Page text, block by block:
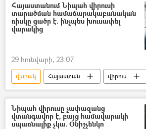
Արևմտյան Նեղոսի տենդ
Միջերկրածովյան տենդ
դեղին տենդ
Հայաստանում Նիպահ վիրուսի
տարածման համաճարակաբանական
ռիսկը ցածր է. ինչպես խուսափել
վարակից
29 հունվարի, 23:07
վարակ Հայաստան
վիրուս
հիվանդություն
Նիպահ վիրուսը չափազանց
վտանգավոր է, բայց համավարակի
սպառնալիք չկա. Օնիշչենկո